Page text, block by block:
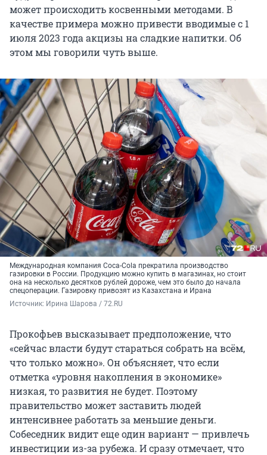
может происходить косвенными методами. В
качестве примера можно привести вводимые с 1
июля 2023 года акцизы на сладкие напитки. Об
этом мы говорили чуть выше.
Международная компания Coca-Cola прекратила производство
газировки в России. Продукцию можно купить в магазинах, но стоит
она на несколько десятков рублей дороже, чем это было до начала
спецоперации. Газировку привозят из Казахстана и Ирана
Источник: Ирина Шарова / 72.RU
Прокофьев высказывает предположение, что
«сейчас власти будут стараться собрать на всём,
что только можно». Он объясняет, что если
отметка «уровня накопления в экономике»
низкая, то развития не будет. Поэтому
правительство может заставить людей
интенсивнее работать за меньшие деньги.
Собеседник видит еще один вариант — привлечь
инвестиции из-за рубежа. И сразу отмечает, что